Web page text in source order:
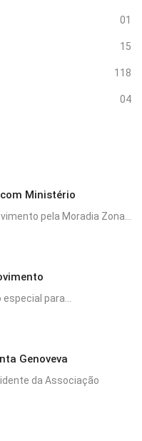
01
15
118
04
Ministério
pela Moradia Zona...
para...
Genoveva
da Associação